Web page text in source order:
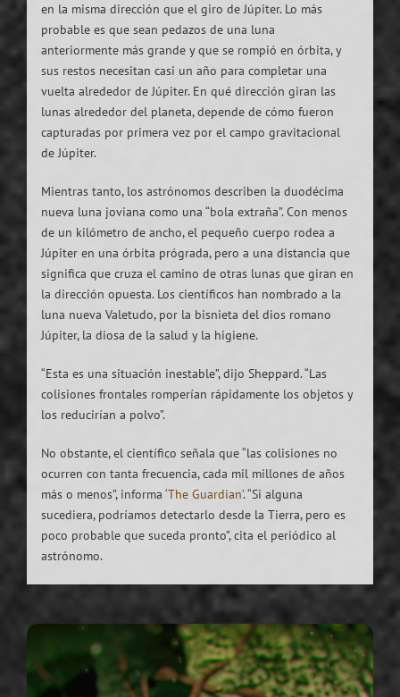
en la misma dirección que el giro de Júpiter. Lo más
probable es que sean pedazos de una luna
anteriormente más grande y que se rompió en órbita, y
sus restos necesitan casi un año para completar una
vuelta alrededor de Júpiter. En qué dirección giran las
lunas alrededor del planeta, depende de cómo fueron
capturadas por primera vez por el campo gravitacional
de Júpiter.
Mientras tanto, los astrónomos describen la duodécima
nueva luna joviana como una “bola extraña”. Con menos
de un kilómetro de ancho, el pequeño cuerpo rodea a
Júpiter en una órbita prógrada, pero a una distancia que
significa que cruza el camino de otras lunas que giran en
la dirección opuesta. Los científicos han nombrado a la
luna nueva Valetudo, por la bisnieta del dios romano
Júpiter, la diosa de la salud y la higiene.
“Esta es una situación inestable”, dijo Sheppard. “Las
colisiones frontales romperían rápidamente los objetos y
los reducirían a polvo”.
No obstante, el científico señala que “las colisiones no
ocurren con tanta frecuencia, cada mil millones de años
más o menos”, informa ‘The Guardian’. “Si alguna
sucediera, podríamos detectarlo desde la Tierra, pero es
poco probable que suceda pronto”, cita el periódico al
astrónomo.